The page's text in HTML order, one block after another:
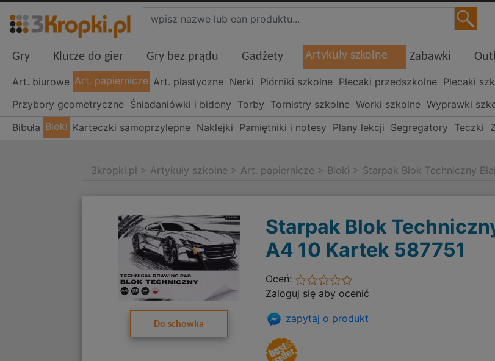
Gry Klucze do gier Gry bez prądu Gadżety Artykuły szkolne Zabawki
Art. biurowe Art. papiernicze Art. plastyczne Nerki Piórniki szkolne Plecaki przedszkolne Plecaki
Przybory geometryczne Śniadaniówki i bidony Torby Tornistry szkolne Worki szkolne Wyprawki
Bibuła Bloki Karteczki samoprzylepne Naklejki Pamiętniki i notesy Plany lekcji Segregatory Teczki
3kropki.pl > Artykuły szkolne > Art. papiernicze > Bloki > Starpak Blok Techniczny
Do schowka
Starpak Blok
A4 10 Kartek 587751
Oceń:
Zaloguj się aby ocenić
zapytaj o produkt